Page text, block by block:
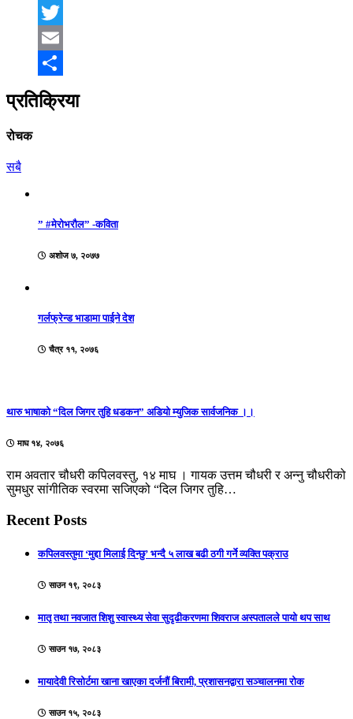
Facebook
Twitter
Email
Share
प्रतिक्रिया
रोचक
सबै
” #मेरोभरौल” -कविता
अशोज ७, २०७७
गर्लफ्रेन्ड भाडामा पाईने देश
चैत्र ११, २०७६
थारु भाषाको “दिल जिगर तुहि धडकन” अडियो म्युजिक सार्वजनिक ।।
माघ १४, २०७६
राम अवतार चौधरी कपिलवस्तु, १४ माघ । गायक उत्तम चौधरी र अन्नु चौधरीको
सुमधुर सांगीतिक स्वरमा सजिएको “दिल जिगर तुहि…
Recent Posts
कपिलवस्तुमा ‘मुद्दा मिलाई दिन्छु’ भन्दै ५ लाख बढी ठगी गर्ने व्यक्ति पक्राउ
साउन १९, २०८३
मातृ तथा नवजात शिशु स्वास्थ्य सेवा सुदृढीकरणमा शिवराज अस्पतालले पायो थप साथ
साउन १७, २०८३
मायादेवी रिसोर्टमा खाना खाएका दर्जनौं बिरामी, प्रशासनद्वारा सञ्चालनमा रोक
साउन १५, २०८३